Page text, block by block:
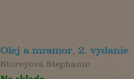
Olej a mramor, 2. vydanie
Storeyová Stephanie